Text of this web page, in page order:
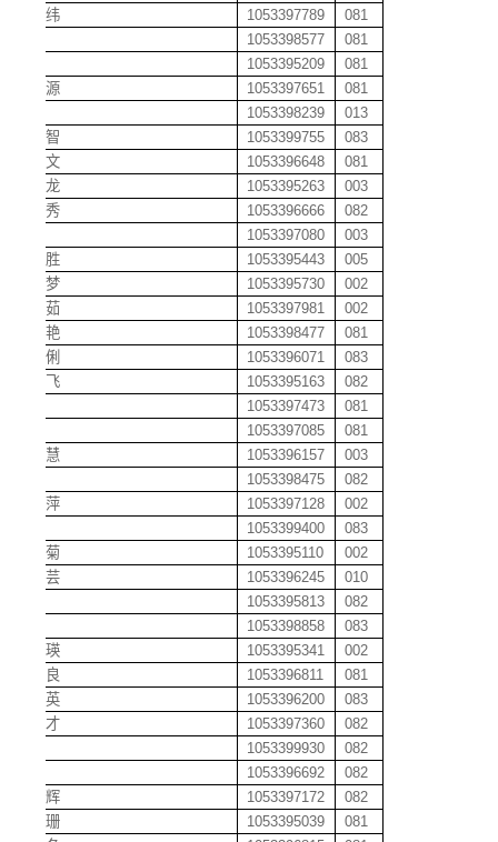
黄地纬 1053397789
081
1053398577
081
1053395209
081
黄河源
1053397651
081
1053398239
013
黄厚智
1053399755
083
黄焕文
1053396648
081
黄惠龙
1053395263
003
黄佳秀
1053396666
082
1053397080
003
黄建胜
1053395443
005
黄晶梦
1053395730
002
黄敬茹
1053397981
002
黄丽艳
1053398477
081
黄伶俐
1053396071
083
黄龙飞
1053395163
082
1053397473
081
1053397085
081
黄明慧
1053396157
003
1053398475
082
黄启萍
1053397128
002
1053399400
083
黄秋菊
1053395110
002
黄润芸
1053396245
010
1053395813
082
1053398858
083
黄仕瑛
1053395341
002
黄术良
1053396811
081
黄双英
1053396200
083
黄顺才
1053397360
082
1053399930
082
1053396692
082
黄巍辉
1053397172
082
黄晓珊
1053395039
081